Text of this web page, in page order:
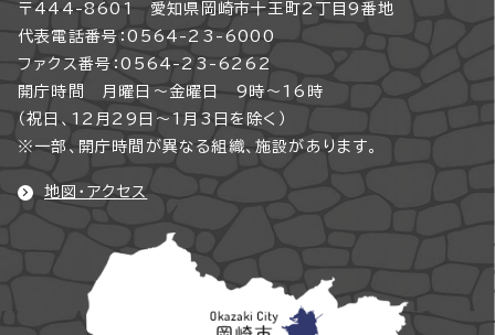
〒444-8601 愛知県岡崎市十王町2丁目9番地
代表電話番号：0564-23-6000
ファクス番号：0564-23-6262
開庁時間 月曜日～金曜日 9時～16時
（祝日、12月29日～1月3日を除く）
※一部、開庁時間が異なる組織、施設があります。
地図・アクセス